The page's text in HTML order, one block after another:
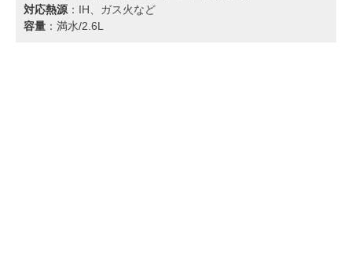
対応熱源 ：IH、ガス火など
容量 ：満水/2.6L